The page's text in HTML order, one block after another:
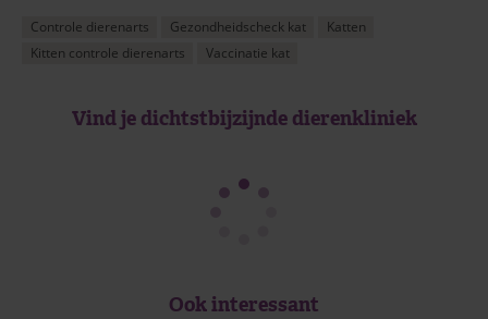
Controle dierenarts Gezondheidscheck kat
Katten
Kitten controle dierenarts
Vaccinatie kat
Vind je dichtstbijzijnde dierenkliniek
Ook interessant